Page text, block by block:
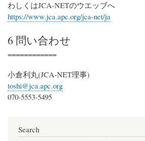
わしくはJCA-NETのウエッブへ
https://www.jca.apc.org/jca-net/ja
6 問い合わせ
============
小倉利丸(JCA-NET理事)
toshi@jca.apc.org
070-5553-5495
Search